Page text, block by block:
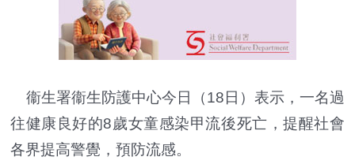
衞生署衞生防護中心今日（18日）表示，一名過
往健康良好的8歲女童感染甲流後死亡，提醒社會
各界提高警覺，預防流感。